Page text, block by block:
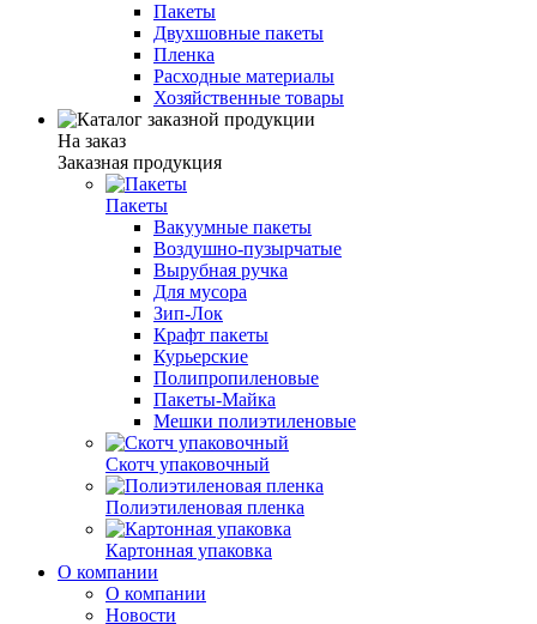
Пакеты
Двухшовные пакеты
Пленка
Расходные материалы
Хозяйственные товары
На заказ
Заказная продукция
Пакеты
Вакуумные пакеты
Воздушно-пузырчатые
Вырубная ручка
Для мусора
Зип-Лок
Крафт пакеты
Курьерские
Полипропиленовые
Пакеты-Майка
Мешки полиэтиленовые
Скотч упаковочный
Полиэтиленовая пленка
Картонная упаковка
О компании
О компании
Новости